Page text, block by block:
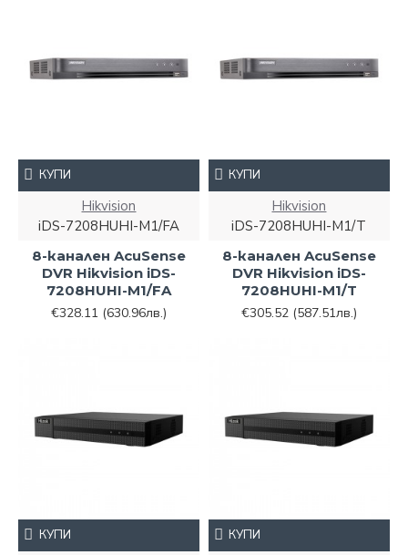
Hikvision
iDS-7208HUHI-M1/FA
8-канален AcuSense
DVR Hikvision iDS-
7208HUHI-M1/FA
€328.11 (630.96лв.)
КУПИ
Hikvision
iDS-7208HUHI-M1/T
8-канален AcuSense
DVR Hikvision iDS-
7208HUHI-M1/T
€305.52 (587.51лв.)
КУПИ
КУПИ КУПИ